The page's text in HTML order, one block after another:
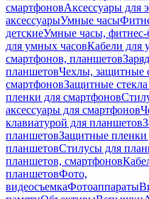
смартфоновАксессуары для
аксессуарыУмные часы
детскиеУмные часы, фитнес-
для умных часовКабели для
смартфонов, планшетов
планшетовЧехлы, защитные
смартфоновЗащитные
пленки для смартфонов
аксессуары для смартфонов
клавиатурой для планшетов
планшетовЗащитные пленки
планшетовСтилусы для
планшетов, смартфонов
планшетовФото,
видеосъемкаФотоаппараты